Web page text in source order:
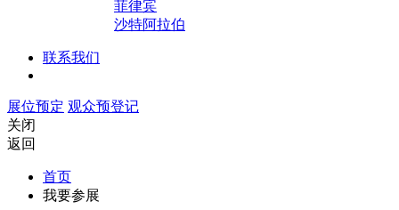
菲律宾
沙特阿拉伯
联系我们
展位预定 观众预登记
关闭
返回
首页
我要参展